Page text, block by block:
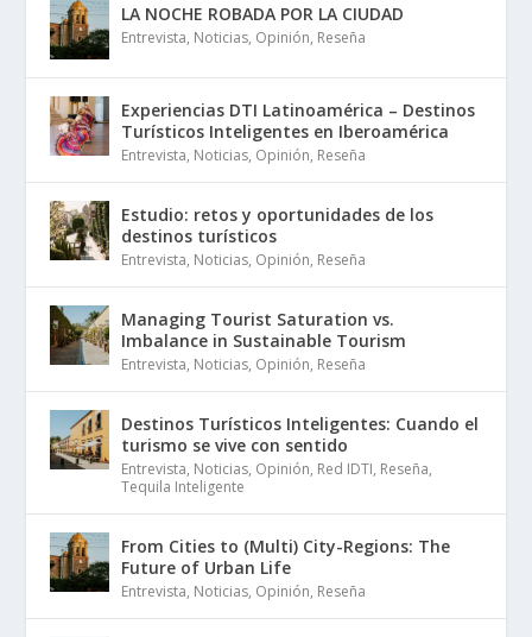
LA NOCHE ROBADA POR LA CIUDAD
Entrevista, Noticias, Opinión, Reseña
Experiencias DTI Latinoamérica – Destinos
Turísticos Inteligentes en Iberoamérica
Entrevista, Noticias, Opinión, Reseña
Estudio: retos y oportunidades de los
destinos turísticos
Entrevista, Noticias, Opinión, Reseña
Managing Tourist Saturation vs.
Imbalance in Sustainable Tourism
Entrevista, Noticias, Opinión, Reseña
Destinos Turísticos Inteligentes: Cuando el
turismo se vive con sentido
Entrevista, Noticias, Opinión, Red IDTI, Reseña,
Tequila Inteligente
From Cities to (Multi) City-Regions: The
Future of Urban Life
Entrevista, Noticias, Opinión, Reseña